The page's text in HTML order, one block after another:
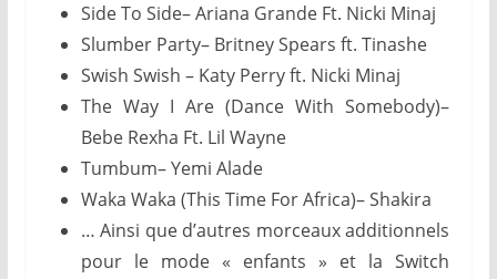
Side To Side– Ariana Grande Ft. Nicki Minaj
Slumber Party– Britney Spears ft. Tinashe
Swish Swish – Katy Perry ft. Nicki Minaj
The Way I Are (Dance With Somebody)–
Bebe Rexha Ft. Lil Wayne
Tumbum– Yemi Alade
Waka Waka (This Time For Africa)– Shakira
… Ainsi que d’autres morceaux additionnels
pour le mode « enfants » et la Switch